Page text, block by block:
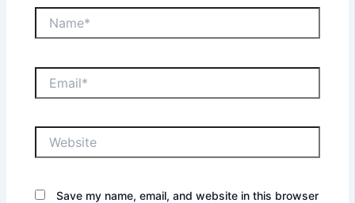
Save my name, email, and website in this browser